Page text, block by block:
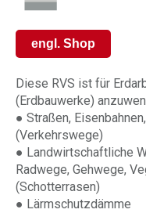
engl. Shop
Diese RVS ist für
(Erdbauwerke)
● Straßen,
(Verkehrswege)
● Landwirtschaftliche
Radwege, Gehwege,
(Schotterrasen)
● Lärmschutzdämme